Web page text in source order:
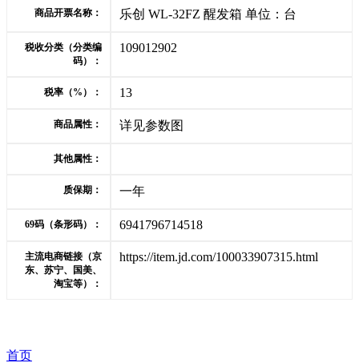
商品开票名称： 乐创 WL-32FZ 醒发箱 单位：台
税收分类（分类编
码）：
109012902
税率（%）： 13
商品属性： 详见参数图
其他属性：
质保期： 一年
69码（条形码）： 6941796714518
主流电商链接（京
东、苏宁、国美、
淘宝等）：
https://item.jd.com/100033907315.html
首页